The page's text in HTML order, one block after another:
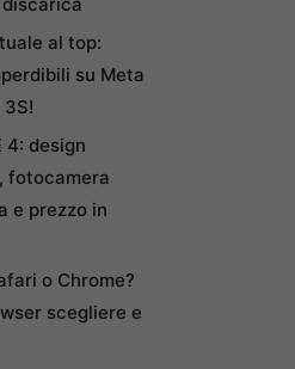
al top:
su Meta
4: design
fotocamera
e prezzo in
o Chrome?
scegliere e